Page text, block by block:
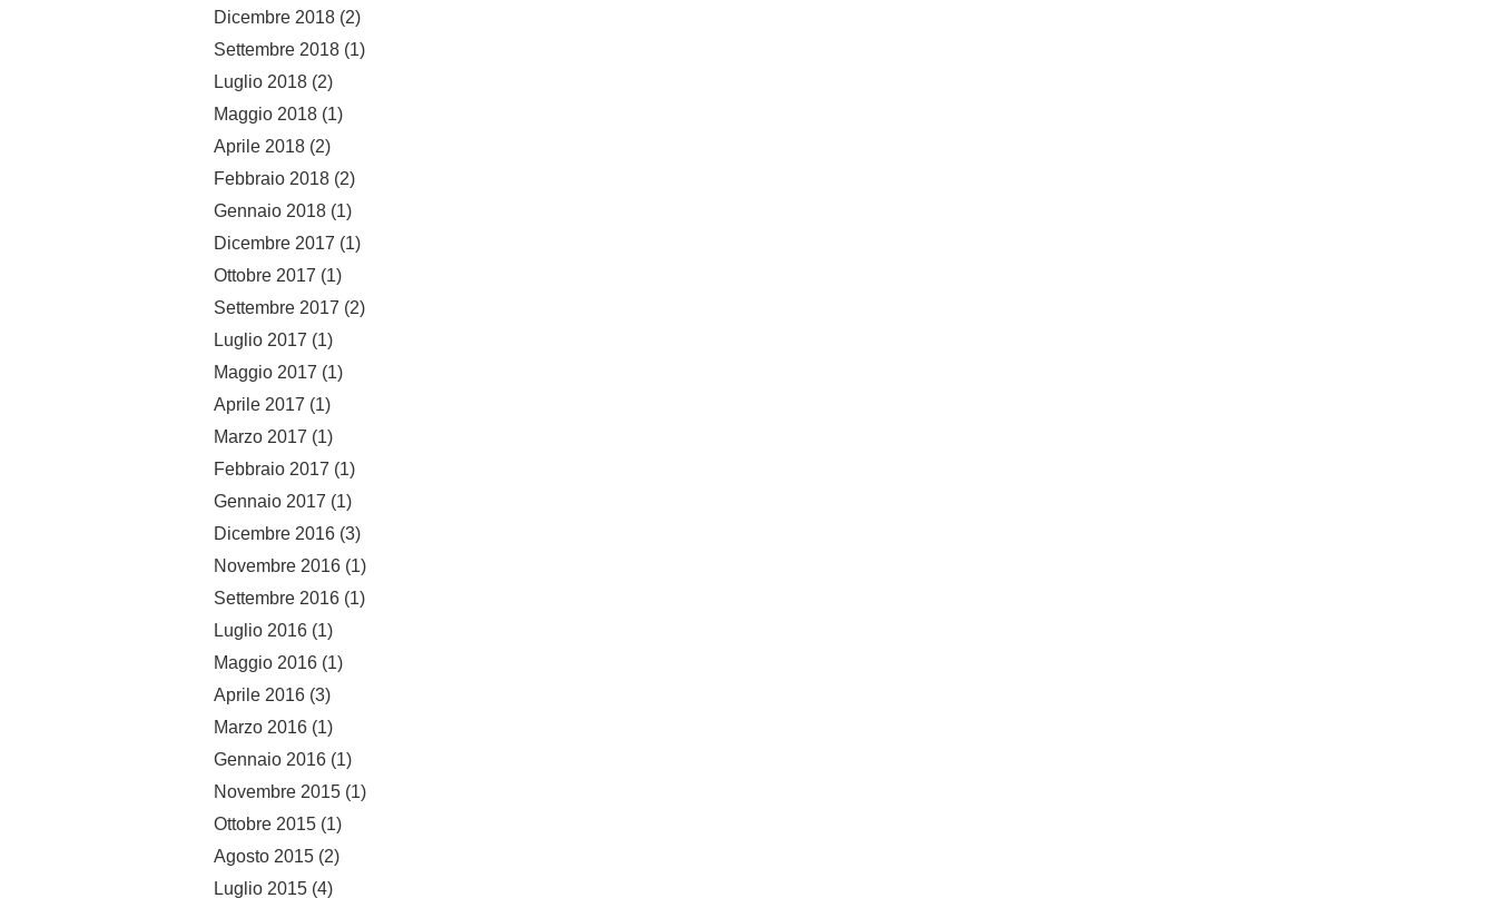
Dicembre 2018 (2)
Settembre 2018 (1)
Luglio 2018 (2)
Maggio 2018 (1)
Aprile 2018 (2)
Febbraio 2018 (2)
Gennaio 2018 (1)
Dicembre 2017 (1)
Ottobre 2017 (1)
Settembre 2017 (2)
Luglio 2017 (1)
Maggio 2017 (1)
Aprile 2017 (1)
Marzo 2017 (1)
Febbraio 2017 (1)
Gennaio 2017 (1)
Dicembre 2016 (3)
Novembre 2016 (1)
Settembre 2016 (1)
Luglio 2016 (1)
Maggio 2016 (1)
Aprile 2016 (3)
Marzo 2016 (1)
Gennaio 2016 (1)
Novembre 2015 (1)
Ottobre 2015 (1)
Agosto 2015 (2)
Luglio 2015 (4)